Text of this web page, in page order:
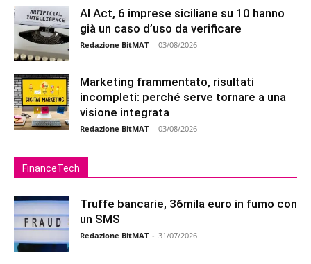
AI Act, 6 imprese siciliane su 10 hanno
già un caso d’uso da verificare
Redazione BitMAT - 03/08/2026
Marketing frammentato, risultati
incompleti: perché serve tornare a una
visione integrata
Redazione BitMAT - 03/08/2026
FinanceTech
Truffe bancarie, 36mila euro in fumo con
un SMS
Redazione BitMAT - 31/07/2026